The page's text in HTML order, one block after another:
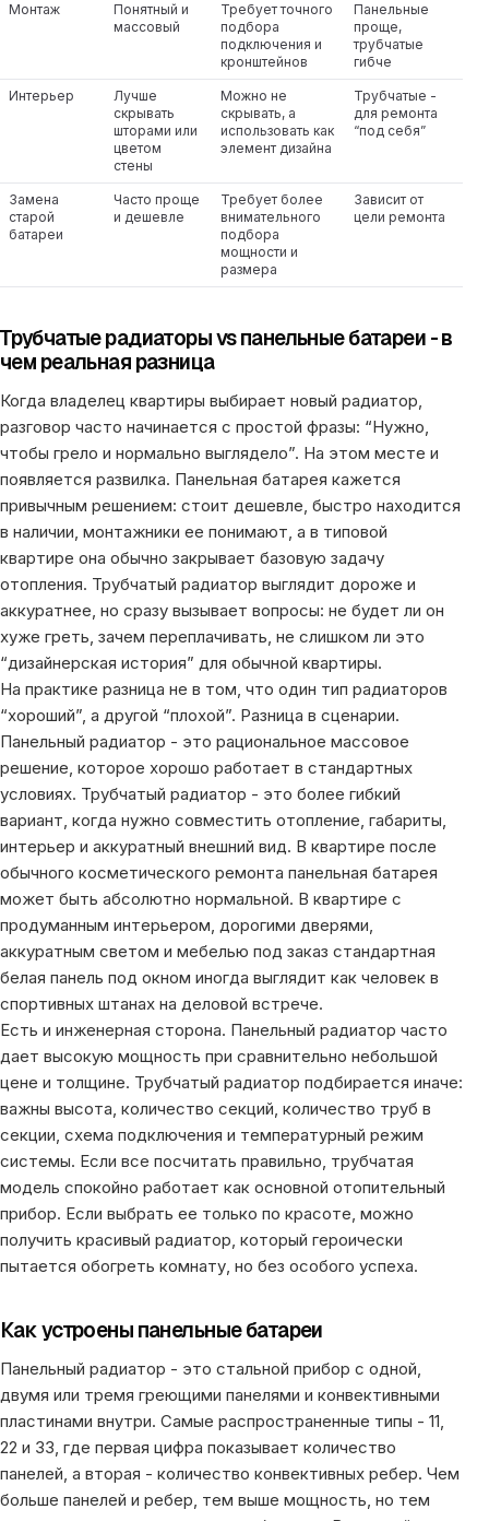
Монтаж
Понятный и
массовый
Требует точного
подбора
подключения и
кронштейнов
Панельные
проще,
трубчатые
гибче
Интерьер
Лучше
скрывать
шторами или
цветом
стены
Можно не
скрывать, а
использовать как
элемент дизайна
Трубчатые -
для ремонта
“под себя”
Замена
старой
батареи
Часто проще
и дешевле
Требует более
внимательного
подбора
мощности и
размера
Зависит от
цели ремонта
Трубчатые радиаторы vs панельные батареи - в
чем реальная разница
Когда владелец квартиры выбирает новый радиатор,
разговор часто начинается с простой фразы: “Нужно,
чтобы грело и нормально выглядело”. На этом месте и
появляется развилка. Панельная батарея кажется
привычным решением: стоит дешевле, быстро находится
в наличии, монтажники ее понимают, а в типовой
квартире она обычно закрывает базовую задачу
отопления. Трубчатый радиатор выглядит дороже и
аккуратнее, но сразу вызывает вопросы: не будет ли он
хуже греть, зачем переплачивать, не слишком ли это
“дизайнерская история” для обычной квартиры.
На практике разница не в том, что один тип радиаторов
“хороший”, а другой “плохой”. Разница в сценарии.
Панельный радиатор - это рациональное массовое
решение, которое хорошо работает в стандартных
условиях. Трубчатый радиатор - это более гибкий
вариант, когда нужно совместить отопление, габариты,
интерьер и аккуратный внешний вид. В квартире после
обычного косметического ремонта панельная батарея
может быть абсолютно нормальной. В квартире с
продуманным интерьером, дорогими дверями,
аккуратным светом и мебелью под заказ стандартная
белая панель под окном иногда выглядит как человек в
спортивных штанах на деловой встрече.
Есть и инженерная сторона. Панельный радиатор часто
дает высокую мощность при сравнительно небольшой
цене и толщине. Трубчатый радиатор подбирается иначе:
важны высота, количество секций, количество труб в
секции, схема подключения и температурный режим
системы. Если все посчитать правильно, трубчатая
модель спокойно работает как основной отопительный
прибор. Если выбрать ее только по красоте, можно
получить красивый радиатор, который героически
пытается обогреть комнату, но без особого успеха.
Как устроены панельные батареи
Панельный радиатор - это стальной прибор с одной,
двумя или тремя греющими панелями и конвективными
пластинами внутри. Самые распространенные типы - 11,
22 и 33, где первая цифра показывает количество
панелей, а вторая - количество конвективных ребер. Чем
больше панелей и ребер, тем выше мощность, но тем